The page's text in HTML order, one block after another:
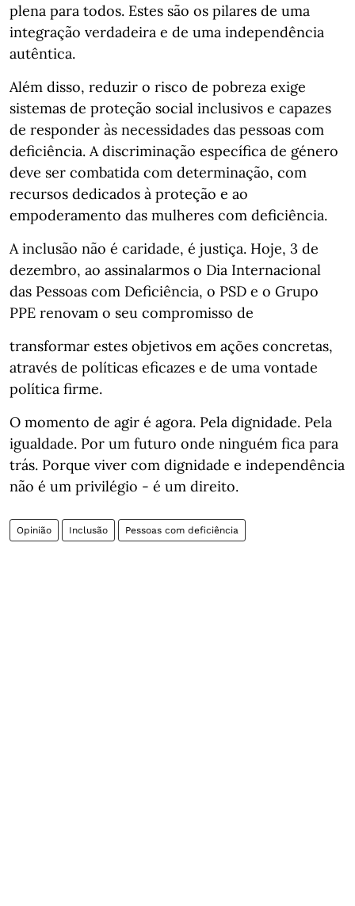
plena para todos. Estes são os pilares de uma
integração verdadeira e de uma independência
autêntica.
Além disso, reduzir o risco de pobreza exige
sistemas de proteção social inclusivos e capazes
de responder às necessidades das pessoas com
deficiência. A discriminação específica de género
deve ser combatida com determinação, com
recursos dedicados à proteção e ao
empoderamento das mulheres com deficiência.
A inclusão não é caridade, é justiça. Hoje, 3 de
dezembro, ao assinalarmos o Dia Internacional
das Pessoas com Deficiência, o PSD e o Grupo
PPE renovam o seu compromisso de
transformar estes objetivos em ações concretas,
através de políticas eficazes e de uma vontade
política firme.
O momento de agir é agora. Pela dignidade. Pela
igualdade. Por um futuro onde ninguém fica para
trás. Porque viver com dignidade e independência
não é um privilégio - é um direito.
Opinião Inclusão Pessoas com deficiência